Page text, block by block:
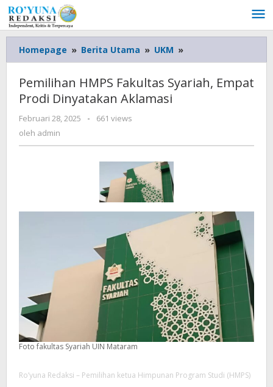
Lewati
ke
konten
Homepage » Berita Utama » UKM »
HMPS
Fakultas
Syariah,
Pemilihan HMPS Fakultas Syariah, Empat
Prodi Dinyatakan Aklamasi
Februari 28, 2025
oleh
-
661 views
oleh admin
Foto fakultas Syariah UIN Mataram
Ro’yuna Redaksi – Pemilihan ketua Himpunan Program Studi (HMPS)